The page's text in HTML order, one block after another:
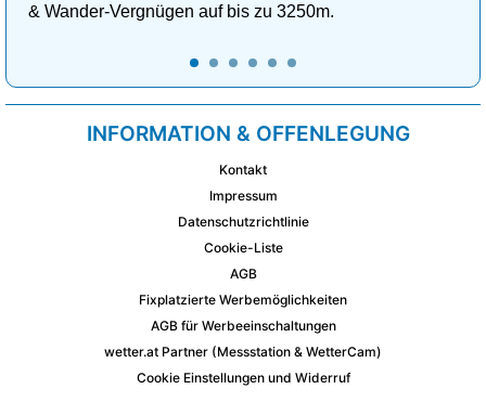
& Wander-Vergnügen auf bis zu 3250m.
INFORMATION & OFFENLEGUNG
Kontakt
Impressum
Datenschutzrichtlinie
Cookie-Liste
AGB
Fixplatzierte Werbemöglichkeiten
AGB für Werbeeinschaltungen
wetter.at Partner (Messstation & WetterCam)
Cookie Einstellungen und Widerruf